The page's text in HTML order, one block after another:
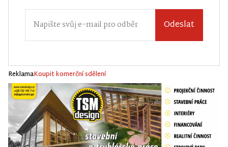
Odeslat
ReklamaKoupit komerční sdělení